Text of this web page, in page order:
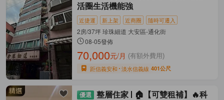
活圈生活機能強
近捷運 新上架 近商圈 隨時可遷入
2房/37坪 珍珠細道 大安區-通化街
08-05發佈
70,000元/月 (有額外費用)
距信義安和 淡水信義線 401公尺
整層住家
🏠【可雙租補】🔥科